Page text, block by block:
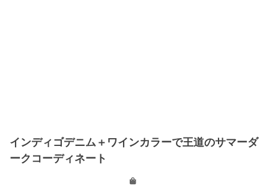
インディゴデニム＋ワインカラーで王道のサマーダ
ークコーディネート